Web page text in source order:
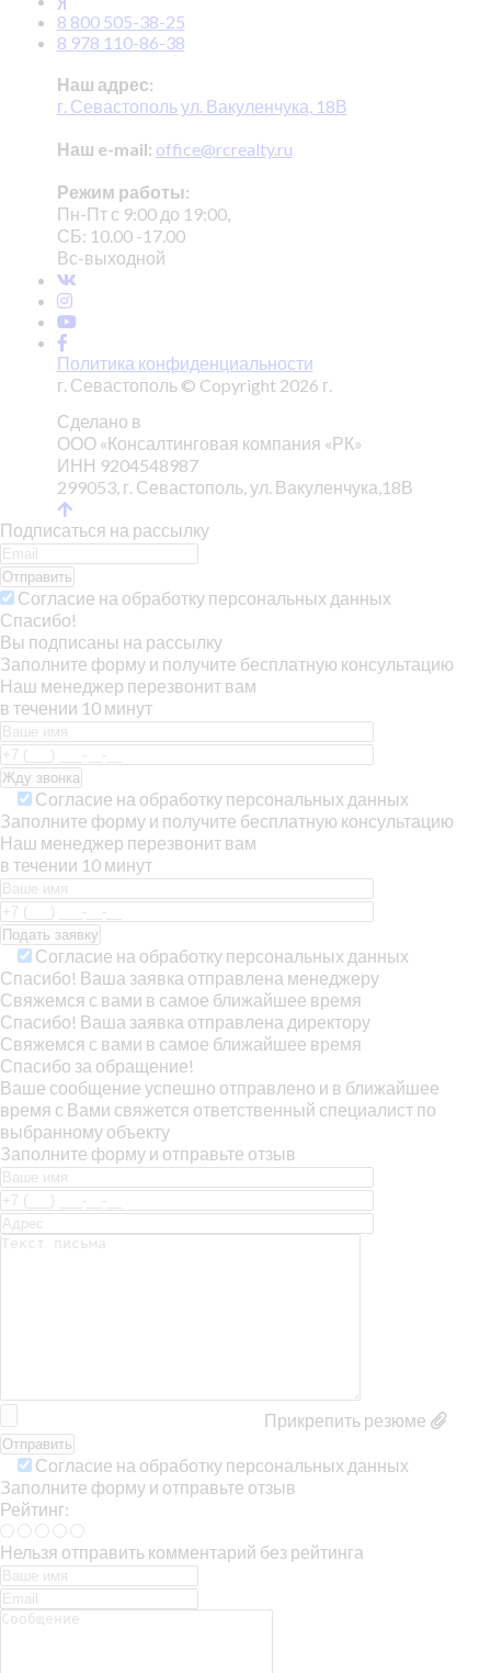
8 800 505-38-25
8 978 110-86-38
Наш адрес:
г. Севастополь ул. Вакуленчука, 18В
Наш e-mail: office@rcrealty.ru
Режим работы:
Пн-Пт с 9:00 до 19:00,
СБ: 10.00 -17.00
Вс-выходной
Политика конфиденциальности
г. Севастополь © Copyright 2026 г.
Сделано в
ООО «Консалтинговая компания «РК»
ИНН 9204548987
299053, г. Севастополь, ул. Вакуленчука,18В
Подписаться на рассылку
Отправить
Согласие на обработку персональных данных
Спасибо!
Вы подписаны на рассылку
Заполните форму и получите бесплатную консультацию
Наш менеджер перезвонит вам
в течении 10 минут
Согласие на обработку персональных данных
Заполните форму и получите бесплатную консультацию
Наш менеджер перезвонит вам
в течении 10 минут
Согласие на обработку персональных данных
Спасибо! Ваша заявка отправлена менеджеру
Свяжемся с вами в самое ближайшее время
Спасибо! Ваша заявка отправлена директору
Свяжемся с вами в самое ближайшее время
Спасибо за обращение!
Ваше сообщение успешно отправлено и в ближайшее
время с Вами свяжется ответственный специалист по
выбранному объекту
Заполните форму и отправьте отзыв
Прикрепить резюме
Согласие на обработку персональных данных
Заполните форму и отправьте отзыв
Рейтинг:
Нельзя отправить комментарий без рейтинга